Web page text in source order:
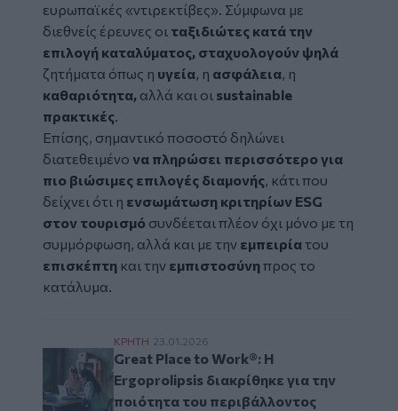
ευρωπαϊκές «ντιρεκτίβες». Σύμφωνα με
διεθνείς έρευνες οι ταξιδιώτες κατά την
επιλογή καταλύματος, σταχυολογούν ψηλά
ζητήματα όπως η υγεία, η ασφάλεια, η
καθαριότητα, αλλά και οι sustainable
πρακτικές.
Επίσης, σημαντικό ποσοστό δηλώνει
διατεθειμένο να πληρώσει περισσότερο για
πιο βιώσιμες επιλογές διαμονής, κάτι που
δείχνει ότι η ενσωμάτωση κριτηρίων ESG
στον τουρισμό συνδέεται πλέον όχι μόνο με τη
συμμόρφωση, αλλά και με την εμπειρίατου
επισκέπτη και την εμπιστοσύνηπρος το
κατάλυμα.
Great Place to Work®: Η Ergoprolipsis
ΚΡΗΤΗ 23.01.2026
Great Place to Work®: Η
Ergoprolipsis διακρίθηκε για την
ποιότητα του περιβάλλοντος